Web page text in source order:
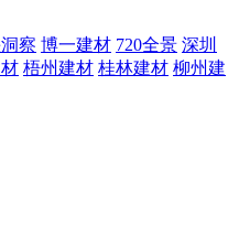
察 博一建材 720全景 深圳
梧州建材 桂林建材 柳州建